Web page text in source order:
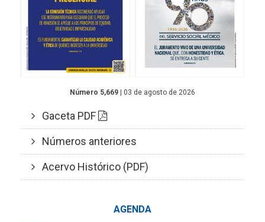
Número 5,669 | 03 de agosto de 2026
Gaceta PDF
Números anteriores
Acervo Histórico (PDF)
AGENDA